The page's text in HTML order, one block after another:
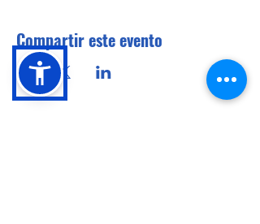
Compartir este evento